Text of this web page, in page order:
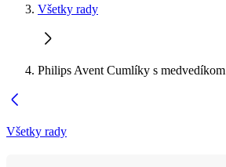
Všetky rady
Philips Avent Cumlíky s medvedíkom
Všetky rady